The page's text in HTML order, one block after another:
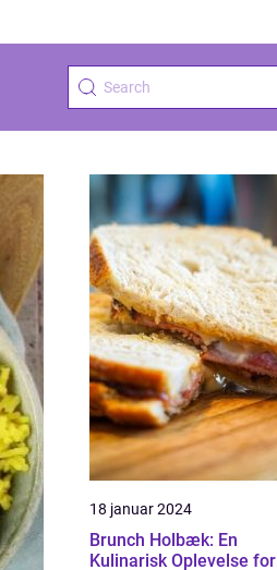
18 januar 2024
Brunch Holbæk: En
Kulinarisk Oplevelse for